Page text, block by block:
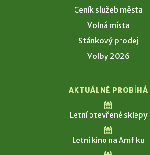
Ceník služeb města
Volná místa
Stánkový prodej
Volby 2026
AKTUÁLNĚ PROBÍHÁ
Letní otevřené sklepy
Letní kino na Amfiku